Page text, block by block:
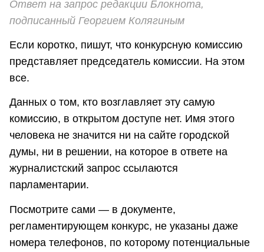
Ответ на запрос редакции Блокнота,
подписанный Георгием Колягиным
Если коротко, пишут, что конкурсную комиссию
представляет председатель комиссии. На этом
все.
Данных о том, кто возглавляет эту самую
комиссию, в открытом доступе нет. Имя этого
человека не значится ни на сайте городской
думы, ни в решении, на которое в ответе на
журналистский запрос ссылаются
парламентарии.
Посмотрите сами — в документе,
регламентирующем конкурс, не указаны даже
номера телефонов, по которому потенциальные